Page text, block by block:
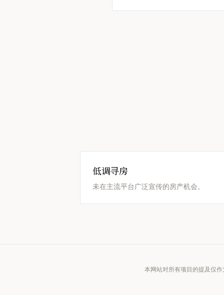
低调寻房
未在主流平台广泛宣传的房产机会。
本网站对所有项目的提及仅